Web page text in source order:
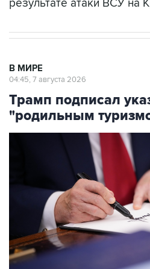
результате атаки ВСУ на
В МИРЕ
04:45, 7 августа 2026
Трамп подписал
"родильным